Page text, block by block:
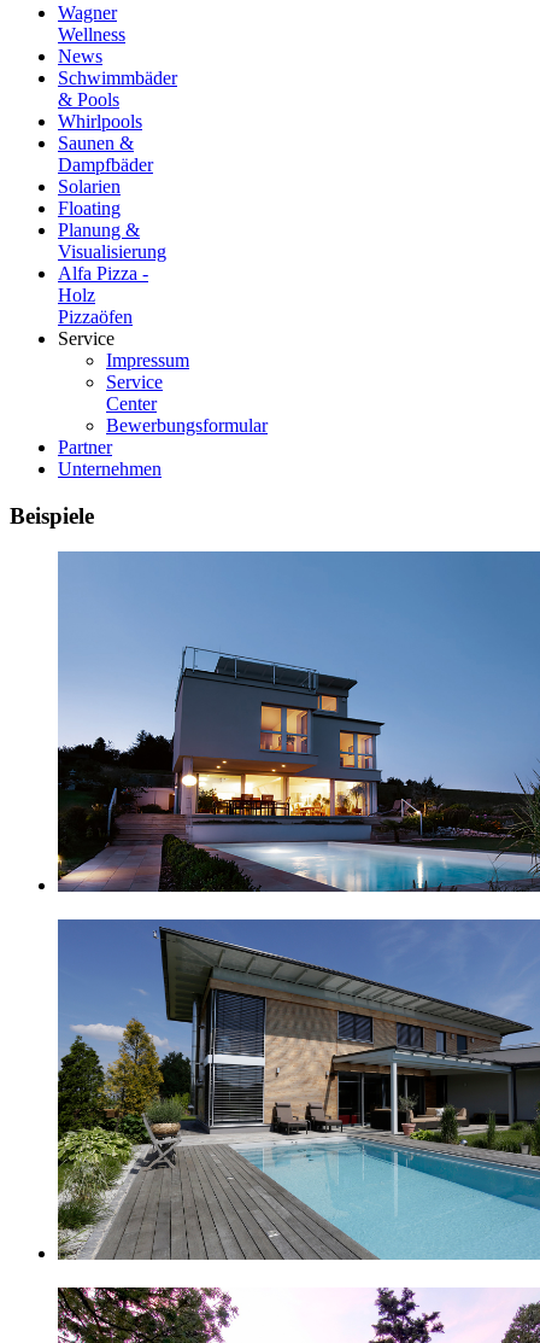
Wagner
Wellness
News
Schwimmbäder
& Pools
Whirlpools
Saunen &
Dampfbäder
Solarien
Floating
Planung &
Visualisierung
Alfa Pizza -
Holz
Pizzaöfen
Service
Impressum
Service
Center
Bewerbungsformular
Partner
Unternehmen
Beispiele